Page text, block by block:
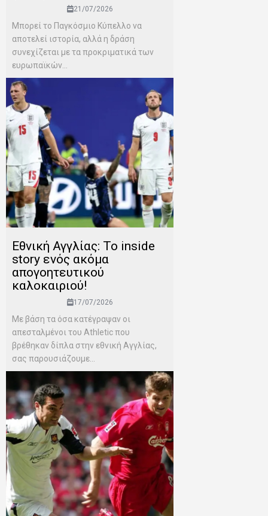
21/07/2026
Μπορεί το Παγκόσμιο Κύπελλο να
αποτελεί ιστορία, αλλά η δράση
συνεχίζεται με τα προκριματικά των
ευρωπαϊκών...
Εθνική Αγγλίας: Το inside
story ενός ακόμα
απογοητευτικού
καλοκαιριού!
17/07/2026
Mε βάση τα όσα κατέγραψαν οι
απεσταλμένοι του Αthletic που
βρέθηκαν δίπλα στην εθνική Αγγλίας,
σας παρουσιάζουμε...